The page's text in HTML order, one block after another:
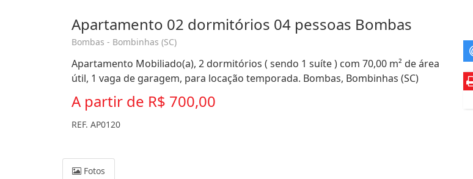
Apartamento 02 dormitórios 04 pessoas Bombas
Bombas - Bombinhas (SC)
Apartamento Mobiliado(a), 2 dormitórios ( sendo 1 suíte ) com 70,00 m² de área
útil, 1 vaga de garagem, para locação temporada. Bombas, Bombinhas (SC)
A partir de R$ 700,00
REF. AP0120
Fotos